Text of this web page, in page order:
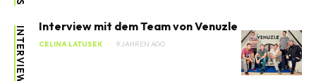
INTERVIEWS Interview mit dem Team von Venuzle
CELINA LATUSEK 9 JAHREN AGO